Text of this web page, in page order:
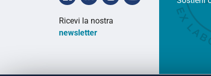
Ricevi la nostra
newsletter